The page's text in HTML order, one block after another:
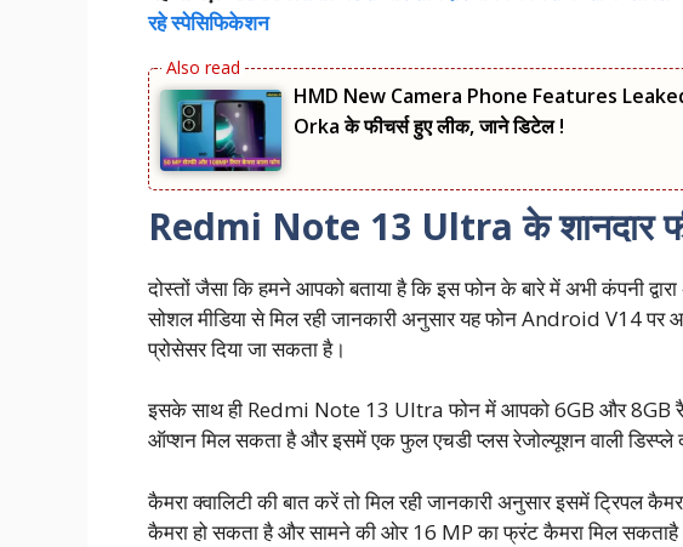
रहे स्पेसिफिकेशन
HMD New Camera Phone Features Leaked
Orka के फीचर्स हुए लीक, जाने डिटेल !
Redmi Note 13 Ultra के शानदार
दोस्तों जैसा कि हमने आपको बताया है कि इस फोन के बारे में अभी कंपनी
सोशल मीडिया से मिल रही जानकारी अनुसार यह फोन Android V14
प्रोसेसर दिया जा सकता है।
इसके साथ ही Redmi Note 13 Ultra फोन में आपको 6GB और 8GB
ऑप्शन मिल सकता है और इसमें एक फुल एचडी प्लस रेजोल्यूशन वाली डिस्प्ले
कैमरा क्वालिटी की बात करें तो मिल रही जानकारी अनुसार इसमें ट्रिपल
कैमरा हो सकता है और सामने की ओर 16 MP का फ्रंट कैमरा मिल